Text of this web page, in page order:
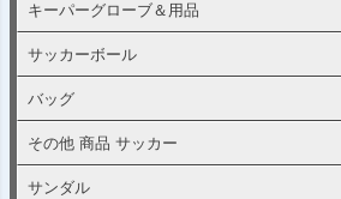
キーパーグローブ＆用品
サッカーボール
バッグ
その他 商品 サッカー
サンダル